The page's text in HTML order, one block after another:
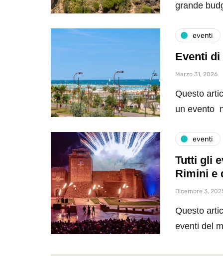
grande
eventi
Eventi di
Marzo 31, 2026
Questo
un evento
eventi
Tutti gli
Rimini e
Dicembre 3,
Questo
eventi del